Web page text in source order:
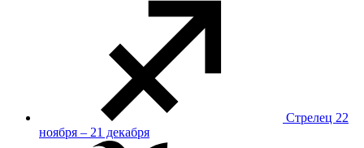
Стрелец 22
ноября – 21 декабря